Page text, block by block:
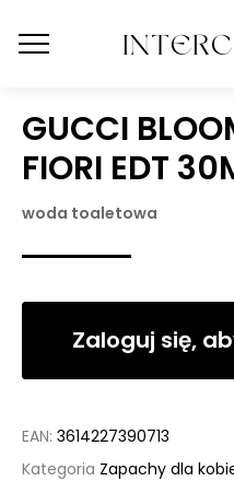
GUCCI
FIORI EDT
woda toaletowa
Zaloguj się,
EAN: 3614227390713
Kategoria Zapachy dla